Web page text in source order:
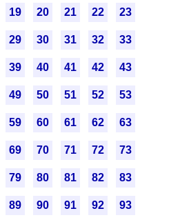
19 20 21 22 23
29 30 31 32 33
39 40 41 42 43
49 50 51 52 53
59 60 61 62 63
69 70 71 72 73
79 80 81 82 83
89 90 91 92 93